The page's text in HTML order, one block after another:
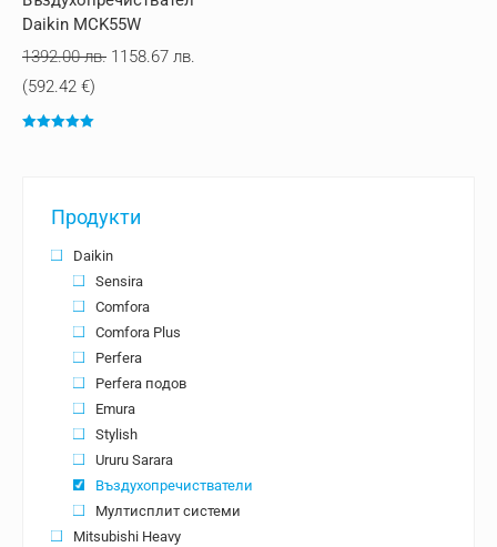
Daikin MCK55W
1392.00лв. Original
1158.67 лв.
(592.42 €)
Продукти
Daikin
Sensira
Comfora
Comfora Plus
Perfera
Perfera подов
Emura
Stylish
Ururu Sarara
Въздухопречистватели
Мултисплит системи
Mitsubishi Heavy